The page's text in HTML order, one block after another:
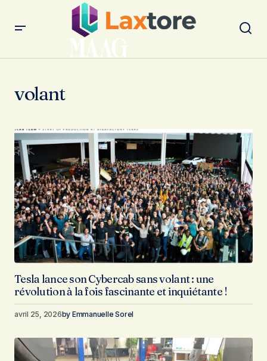
volant
Tesla lance son Cybercab sans volant : une
révolution à la fois fascinante et inquiétante !
avril 25, 2026by Emmanuelle Sorel